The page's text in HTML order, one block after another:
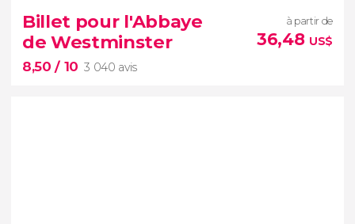
visite de Londres consacrée à
James Bond
Billet pour l'Abbaye
de Westminster
8,50/ 10 3 040 avis
à partir de
36,48 US$